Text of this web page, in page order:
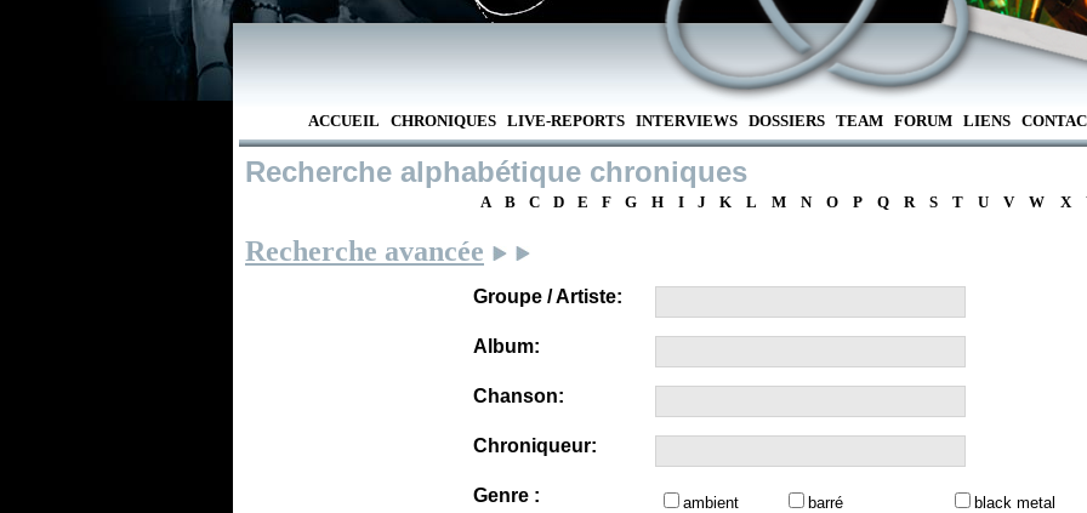
ACCUEIL CHRONIQUES LIVE-REPORTS INTERVIEWS DOSSIERS TEAM FORUM LIENS
Recherche alphabétique chroniques
A B C D E F G H I J K L M N O P Q R S T U V W X
Recherche avancée
Groupe / Artiste:
Album:
Chanson:
Chroniqueur:
Genre : ambient barré
black metal